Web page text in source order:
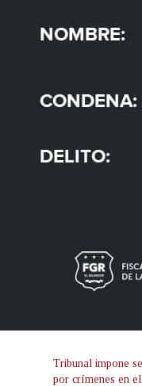
Tribunal impone
por crímenes en